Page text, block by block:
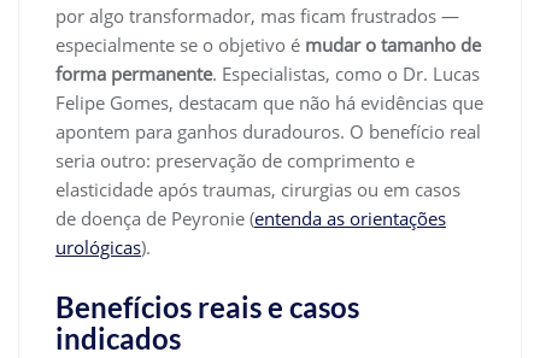
por algo transformador, mas ficam frustrados —
especialmente se o objetivo é mudar o tamanho de
forma permanente. Especialistas, como o Dr. Lucas
Felipe Gomes, destacam que não há evidências que
apontem para ganhos duradouros. O benefício real
seria outro: preservação de comprimento e
elasticidade após traumas, cirurgias ou em casos
de doença de Peyronie (entenda as orientações
urológicas).
Benefícios reais e casos
indicados